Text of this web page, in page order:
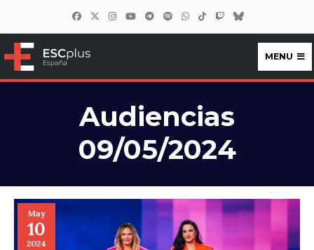
ESCplus España
MENU
Audiencias
09/05/2024
May
10
2024